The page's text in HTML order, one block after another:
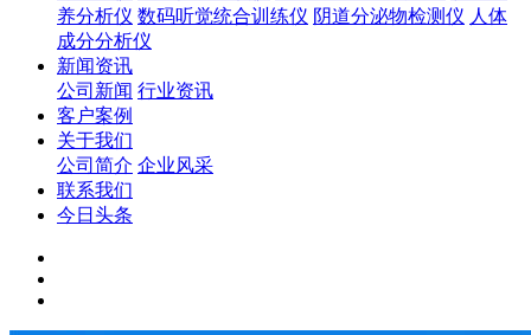
养分析仪 数码听觉统合训练仪 阴道分泌物检测仪 人体
成分分析仪
新闻资讯
公司新闻 行业资讯
客户案例
关于我们
公司简介 企业风采
联系我们
今日头条